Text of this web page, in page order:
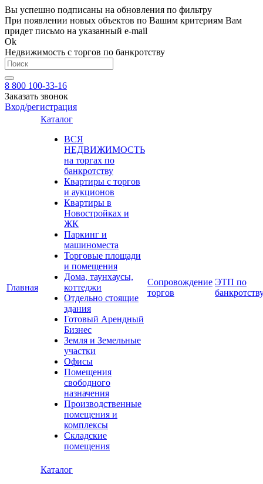
Вы успешно подписаны на обновления по фильтру
При появлении новых объектов по Вашим критериям Вам
придет письмо на указанный e-mail
Ok
Недвижимость с торгов по банкротству
8 800 100-33-16
Заказать звонок
Вход/регистрация
Главная
Каталог
ВСЯ
НЕДВИЖИМОСТЬ
на торгах по
банкротству
Квартиры с торгов
и аукционов
Квартиры в
Новостройках и
ЖК
Паркинг и
машиноместа
Торговые площади
и помещения
Дома, таунхаусы,
коттеджи
Отдельно стоящие
здания
Готовый Арендный
Бизнес
Земля и Земельные
участки
Офисы
Помещения
свободного
назначения
Производственные
помещения и
комплексы
Складские
помещения
Сопровождение
торгов
ЭТП по
Каталог